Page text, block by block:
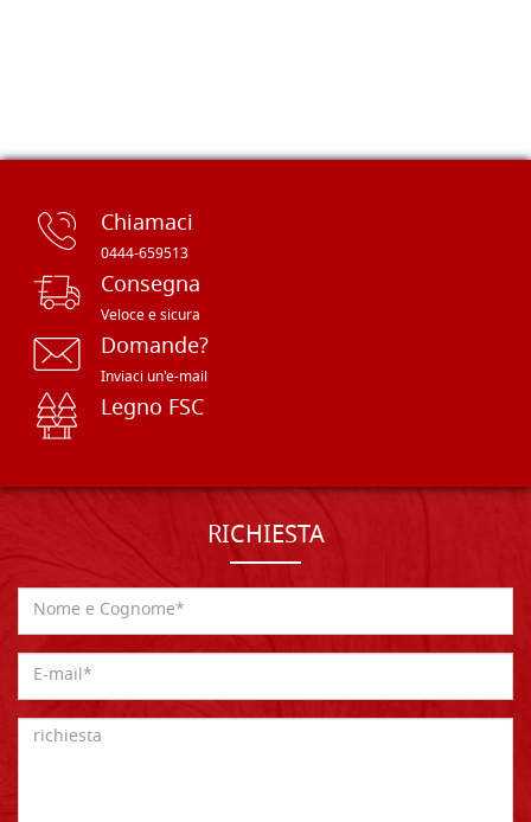
Chiamaci
0444-659513
Consegna
Veloce e sicura
Domande?
Inviaci un'e-mail
Legno FSC
RICHIESTA